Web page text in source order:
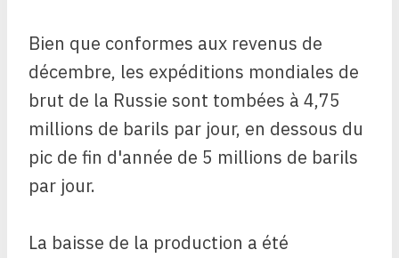
Bien que conformes aux revenus de
décembre, les expéditions mondiales de
brut de la Russie sont tombées à 4,75
millions de barils par jour, en dessous du
pic de fin d'année de 5 millions de barils
par jour.
La baisse de la production a été